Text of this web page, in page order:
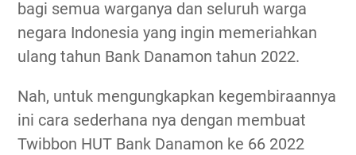
bagi semua warganya dan seluruh warga
negara Indonesia yang ingin memeriahkan
ulang tahun Bank Danamon tahun 2022.
Nah, untuk mengungkapkan kegembiraannya
ini cara sederhana nya dengan membuat
Twibbon HUT Bank Danamon ke 66 2022